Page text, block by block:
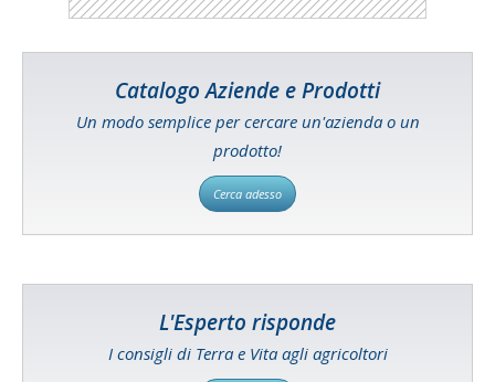
Catalogo Aziende e Prodotti
Un modo semplice per cercare un'azienda o un
prodotto!
Cerca adesso
L'Esperto risponde
I consigli di Terra e Vita agli agricoltori